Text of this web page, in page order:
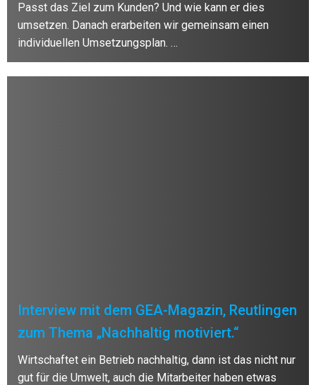
Passt das Ziel zum Kunden? Und wie kann er dies
umsetzen. Danach erarbeiten wir gemeinsam einen
individuellen Umsetzungsplan. …
Interview mit dem GEA-Magazin, Reutlingen
zum Thema „Nachhaltig motiviert.“
Wirtschaftet ein Betrieb nachhaltig, dann ist das nicht nur
gut für die Umwelt, auch die Mitarbeiter haben etwas